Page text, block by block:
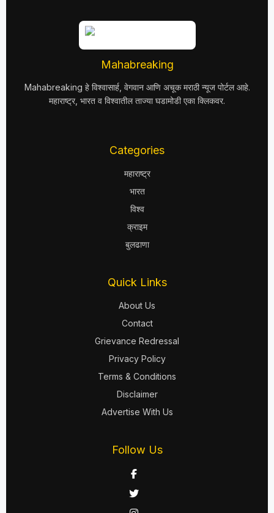
Mahabreaking
Mahabreaking हे विश्वासार्ह, वेगवान आणि अचूक मराठी न्यूज पोर्टल आहे.
महाराष्ट्र, भारत व विश्वातील ताज्या घडामोडी एका क्लिकवर.
Categories
महाराष्ट्र
भारत
विश्व
क्राइम
बुलढाणा
Quick Links
About Us
Contact
Grievance Redressal
Privacy Policy
Terms & Conditions
Disclaimer
Advertise With Us
Follow Us